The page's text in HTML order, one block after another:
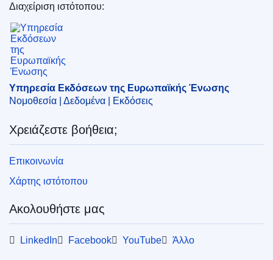
IMMC : WK 13374 2025 INIT
Υπηρεσία Εκδόσεων της Ευρωπαϊκής Ένωσης
Διαχείριση ιστότοπου:
Υπηρεσία Εκδόσεων της Ευρωπαϊκής Ένωσης
Νομοθεσία | Δεδομένα | Εκδόσεις
Χρειάζεστε βοήθεια;
Επικοινωνία
Χάρτης ιστότοπου
Ακολουθήστε μας
LinkedIn Facebook YouTube Άλλο